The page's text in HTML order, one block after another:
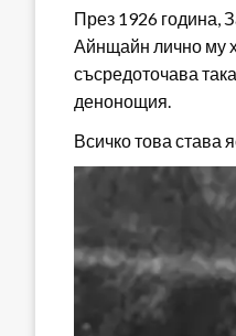
През 1926 година,
Айнщайн лично му
съсредоточава
денонощия.
Всичко това става